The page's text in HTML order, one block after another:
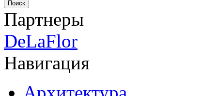
Партнеры
DeLaFlor
Навигация